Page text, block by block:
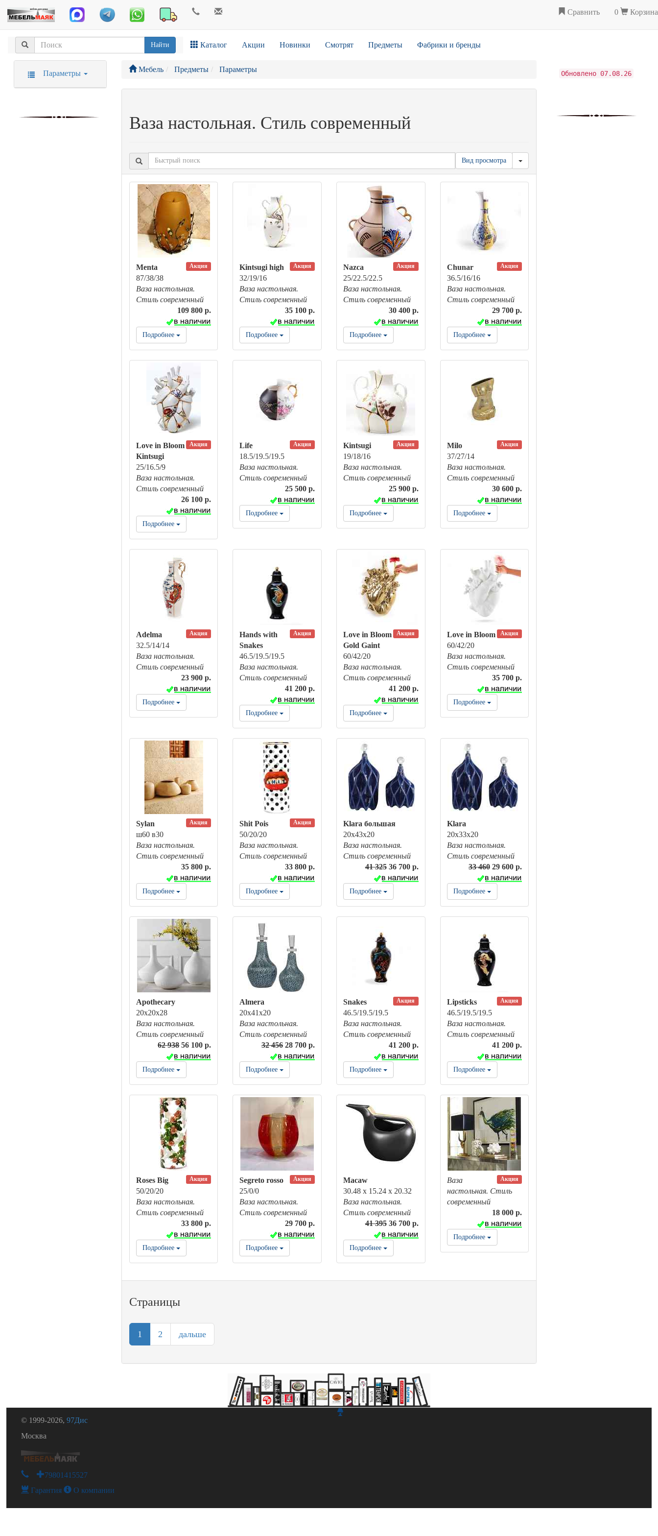
Сравнить 0 Корзина
Найти Каталог Акции Новинки Смотрят Предметы Фабрики и бренды
Мебель Предметы Параметры
Ваза настольная. Стиль современный
Вид просмотра
Акция
Menta
87/38/38
Ваза настольная.
Стиль современный
109 800 р.
Подробнее
Акция
Kintsugi high
32/19/16
Ваза настольная.
Стиль современный
35 100 р.
Подробнее
Акция
Nazca
25/22.5/22.5
Ваза настольная.
Стиль современный
30 400 р.
Подробнее
Акция
Chunar
36.5/16/16
Ваза настольная.
Стиль современный
29 700 р.
Подробнее
Акция
Love in Bloom
Kintsugi
25/16.5/9
Ваза настольная.
Стиль современный
26 100 р.
Подробнее
Акция
Life
18.5/19.5/19.5
Ваза настольная.
Стиль современный
25 500 р.
Подробнее
Акция
Kintsugi
19/18/16
Ваза настольная.
Стиль современный
25 900 р.
Подробнее
Акция
Milo
37/27/14
Ваза настольная.
Стиль современный
30 600 р.
Подробнее
Акция
Adelma
32.5/14/14
Ваза настольная.
Стиль современный
23 900 р.
Подробнее
Акция
Hands with
Snakes
46.5/19.5/19.5
Ваза настольная.
Стиль современный
41 200 р.
Подробнее
Акция
Love in Bloom
Gold Gaint
60/42/20
Ваза настольная.
Стиль современный
41 200 р.
Подробнее
Акция
Love in Bloom
60/42/20
Ваза настольная.
Стиль современный
35 700 р.
Подробнее
Акция
Sylan
ш60 в30
Ваза настольная.
Стиль современный
35 800 р.
Подробнее
Акция
Shit Pois
50/20/20
Ваза настольная.
Стиль современный
33 800 р.
Подробнее
Klara большая
20x43x20
Ваза настольная.
Стиль современный
41 32536 700 р.
Подробнее
Klara
20x33x20
Ваза настольная.
Стиль современный
33 460 29 600 р.
Подробнее
Apothecary
20x20x28
Ваза настольная.
Стиль современный
62 93856 100 р.
Подробнее
Almera
20x41x20
Ваза настольная.
Стиль современный
32 45628 700 р.
Подробнее
Акция
Snakes
46.5/19.5/19.5
Ваза настольная.
Стиль современный
41 200 р.
Подробнее
Акция
Lipsticks
46.5/19.5/19.5
Ваза настольная.
Стиль современный
41 200 р.
Подробнее
Акция
Roses Big
50/20/20
Ваза настольная.
Стиль современный
33 800 р.
Подробнее
Акция
Segreto rosso
25/0/0
Ваза настольная.
Стиль современный
29 700 р.
Подробнее
Macaw
30.48 x 15.24 x 20.32
Ваза настольная.
Стиль современный
41 39536 700 р.
Подробнее
Акция
Ваза
настольная. Стиль
современный
18 000 р.
Подробнее
Страницы
1 2 дальше
Параметры Обновлено 07.08.26
© 1999-2026,97Дис
Москва
+79801415527
Гарантия О компании